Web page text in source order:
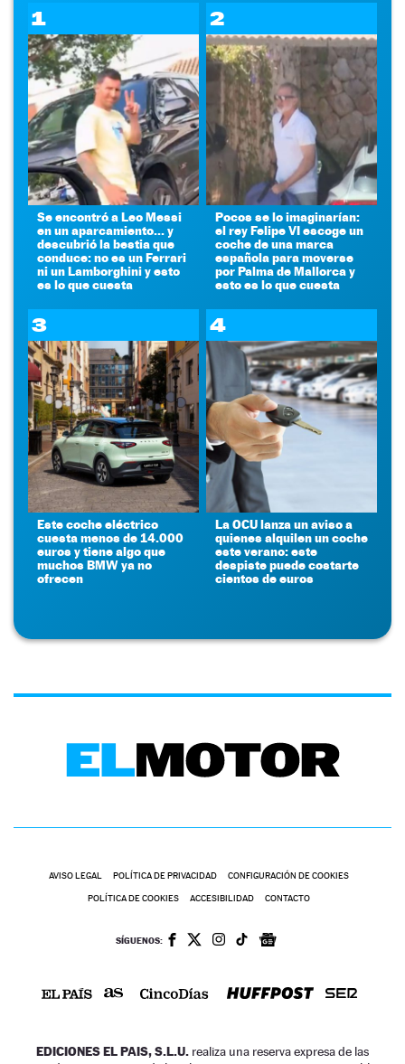
1
Se encontró a Leo Messi
en un aparcamiento... y
descubrió la bestia que
conduce: no es un Ferrari
ni un Lamborghini y esto
es lo que cuesta
2
Pocos se lo imaginarían:
el rey Felipe VI escoge un
coche de una marca
española para moverse
por Palma de Mallorca y
esto es lo que cuesta
3
Este coche eléctrico
cuesta menos de 14.000
euros y tiene algo que
muchos BMW ya no
ofrecen
4
La OCU lanza un aviso a
quienes alquilen un coche
este verano: este
despiste puede costarte
cientos de euros
AVISO LEGAL POLÍTICA DE PRIVACIDAD CONFIGURACIÓN DE COOKIES
POLÍTICA DE COOKIES ACCESIBILIDAD CONTACTO
SÍGUENOS:
EDICIONES EL PAIS, S.L.U. realiza una reserva expresa de las